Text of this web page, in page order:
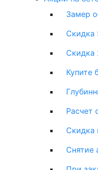
Замер
Скидка
Скидка
Купите
Расчет
Скидка
Снятие